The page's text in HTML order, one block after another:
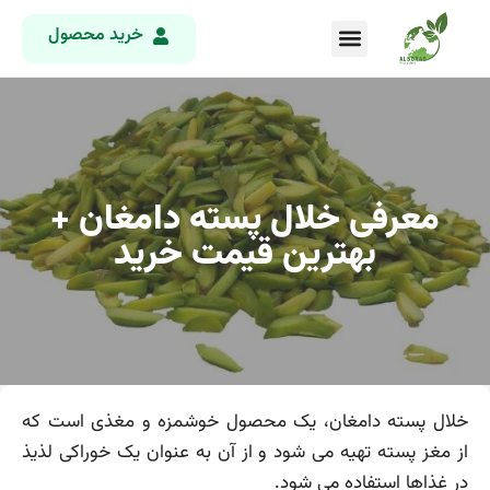
خرید محصول
معرفی خلال پسته دامغان +
بهترین قیمت خرید
خلال پسته دامغان، یک محصول خوشمزه و مغذی است که
از مغز پسته تهیه می شود و از آن به عنوان یک خوراکی لذیذ
در غذاها استفاده می شود.